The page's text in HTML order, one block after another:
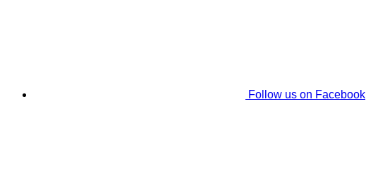
Follow us on Facebook